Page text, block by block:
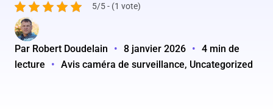
5/5 - (1 vote)
Par Robert Doudelain • 8 janvier 2026 • 4 min de
lecture
• Avis caméra de surveillance, Uncategorized